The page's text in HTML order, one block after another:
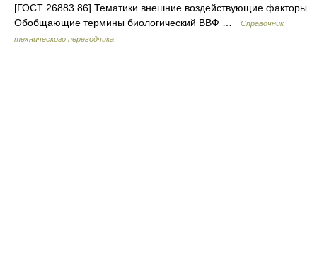
[ГОСТ 26883 86] Тематики внешние воздействующие факторы
Обобщающие термины биологический ВВФ …
Справочник
технического переводчика